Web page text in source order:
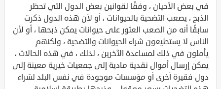
في بعض الأحيان ، وفقًا لقوانين بعض الدول التي تحظر
الذبح ، يصعب التضحية بالحيوانات ، أو لأن هذه الدول ذكرت
سابقًا أنه من الصعب العثور على حيوانات يمكن ذبحها ، أو لأن
الناس لا يستطيعون شراء الحيوانات والتضحية ، ولكنهم
يأملون في ذلك لمساعدة الآخرين ، لذلك ، في هذه الحالات ،
يمكن إرسال أموال نقدية مادية إلى جمعيات خيرية معينة إلى
دول فقيرة أخرى أو مؤسسات موجودة في نفس البلد لشراء